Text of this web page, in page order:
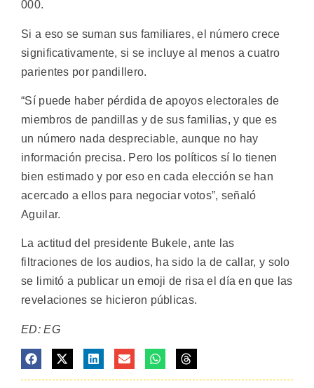
000.
Si a eso se suman sus familiares, el número crece
significativamente, si se incluye al menos a cuatro
parientes por pandillero.
“Sí puede haber pérdida de apoyos electorales de
miembros de pandillas y de sus familias, y que es
un número nada despreciable, aunque no hay
información precisa. Pero los políticos sí lo tienen
bien estimado y por eso en cada elección se han
acercado a ellos para negociar votos”, señaló
Aguilar.
La actitud del presidente Bukele, ante las
filtraciones de los audios, ha sido la de callar, y solo
se limitó a publicar un emoji de risa el día en que las
revelaciones se hicieron públicas.
ED: EG